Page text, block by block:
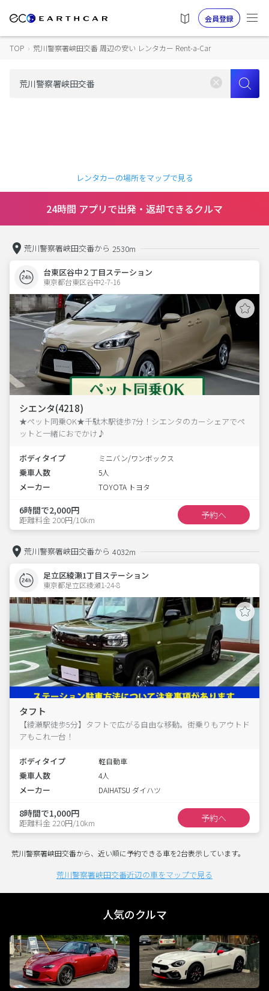
会員登録
TOP › 荒川警察署峡田交番 周辺の安い レンタカー Rent-a-Car
レンタカーの場所をマップで見る
24時間 アプリで出発・返却できるクルマ
荒川警察署峡田交番から 2530m
台東区谷中２丁目ステーション
東京都台東区谷中2-7-16
シエンタ(4218)
★ペット同乗OK★千駄木駅徒歩7分！シエンタのカーシェアでペ
ットと一緒におでかけ♪
ボディタイプ ミニバン/ワンボックス
乗車人数 5人
メーカー TOYOTA トヨタ
6時間で2,000円
距離料金 200円/10km 予約へ
荒川警察署峡田交番から 4032m
足立区綾瀬1丁目ステーション
東京都足立区綾瀬1-24-8
タフト
【綾瀬駅徒歩5分】タフトで広がる自由な移動。街乗りもアウトド
アもこれ一台！
ボディタイプ 軽自動車
乗車人数 4人
メーカー DAIHATSU ダイハツ
8時間で1,000円
距離料金 220円/10km 予約へ
荒川警察署峡田交番から、近い順に予約できる車を2台表示しています。
荒川警察署峡田交番近辺の車をマップで見る
人気のクルマ